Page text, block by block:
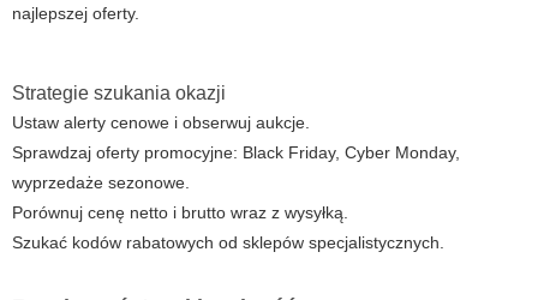
najlepszej oferty.
Strategie szukania okazji
Ustaw alerty cenowe i obserwuj aukcje.
Sprawdzaj oferty promocyjne: Black Friday, Cyber Monday,
wyprzedaże sezonowe.
Porównuj cenę netto i brutto wraz z wysyłką.
Szukać kodów rabatowych od sklepów specjalistycznych.